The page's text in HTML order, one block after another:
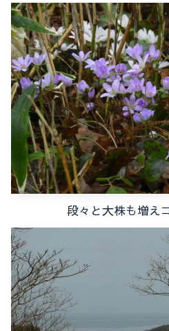
段々と大株も増え